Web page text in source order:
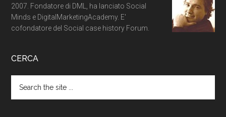
2007. Fondatore di DML, ha lanciato Social
Minds e DigitalMarketingAcademy. E'
cofondatore del Social case history Forum.
CERCA